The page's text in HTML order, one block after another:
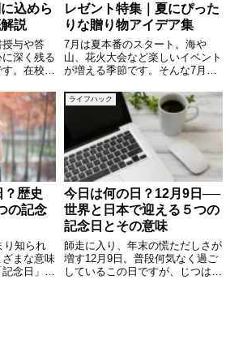
込めら
説
与や答
深く残る
。在校生
静かに歌
空気を一
持っていま
欠かせな
レゼント特集｜夏にぴった
りな贈り物アイデア集
7月は夏本番のスタート。海や
山、花火大会など楽しいイベント
が増える季節です。そんな7月に
を感じられるプレゼントを贈ると
喜ばれやすいものです。しかし、
「何を贈れば喜ばれるのか迷って
しまう…」という方も多いのでは
な
？歴史
の記念
り知られ
まな意味
念日」が
ライフハック
今日は何の日？12月9日──
世界と日本で迎える５つの
記念日とその意味
師走に入り、年末の慌ただしさが
増す12月9日。普段何気なく過ご
しているこの日ですが、じつは世